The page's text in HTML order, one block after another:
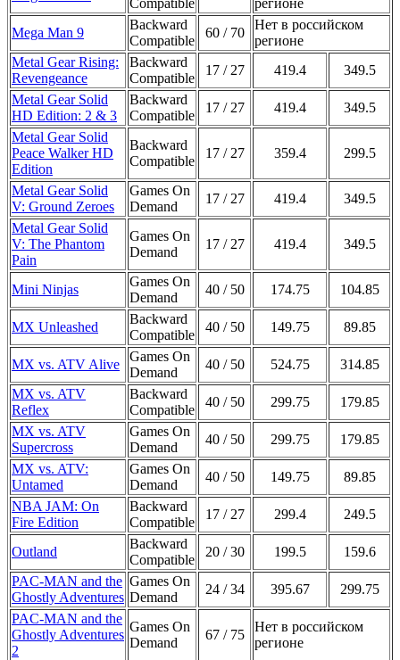
Compatible
регионе
Mega Man 9
Backward
Compatible
60 / 70
Нет в российском
регионе
Metal Gear Rising:
Revengeance
Backward
Compatible
17 / 27 419.4
349.5
Metal Gear Solid
HD Edition: 2 & 3
Backward
Compatible
17 / 27 419.4
349.5
Metal Gear Solid
Peace Walker HD
Edition
Backward
Compatible
17 / 27 359.4 299.5
Metal Gear Solid
V: Ground Zeroes
Games On
Demand
17 / 27 419.4
349.5
Metal Gear Solid
V: The Phantom
Pain
Games On
Demand
17 / 27 419.4 349.5
Mini Ninjas
Games On
Demand
40 / 50 174.75 104.85
MX Unleashed
Backward
Compatible
40 / 50 149.75 89.85
MX vs. ATV Alive
Games On
Demand
40 / 50 524.75
314.85
MX vs. ATV
Reflex
Backward
Compatible
40 / 50 299.75
179.85
MX vs. ATV
Supercross
Games On
Demand
40 / 50 299.75
179.85
MX vs. ATV:
Untamed
Games On
Demand
40 / 50 149.75
89.85
NBA JAM: On
Fire Edition
Backward
Compatible
17 / 27 299.4 249.5
Outland
Backward
Compatible
20 / 30 199.5
159.6
PAC-MAN and the
Ghostly Adventures
Games On
Demand
24 / 34 395.67
299.75
PAC-MAN and the
Ghostly Adventures
2
Games On
Demand
67 / 75
Нет в российском
регионе